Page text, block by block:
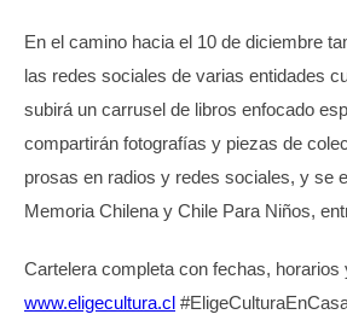
En el camino hacia el 10 de diciembre
las redes sociales de varias entidades
subirá un carrusel de libros enfocado
compartirán fotografías y piezas de
prosas en radios y redes sociales, y se
Memoria Chilena y Chile Para Niños,
Cartelera completa con fechas,
www.eligecultura.cl